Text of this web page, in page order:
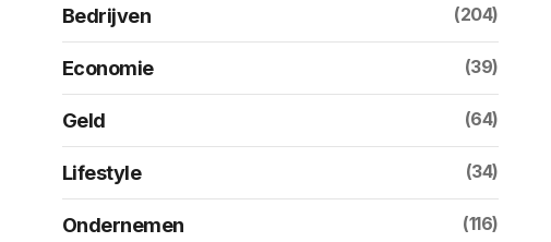
Bedrijven (204)
Economie (39)
Geld (64)
Lifestyle (34)
Ondernemen (116)